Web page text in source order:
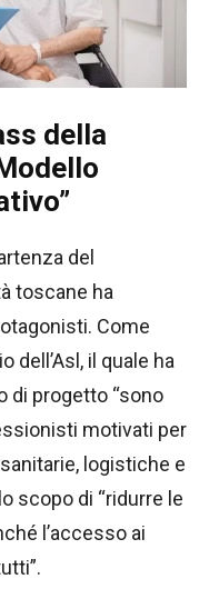
della
del
toscane ha
Come
dell’Asl, il quale ha
di progetto “sono
motivati per
logistiche e
scopo di “ridurre le
l’accesso ai